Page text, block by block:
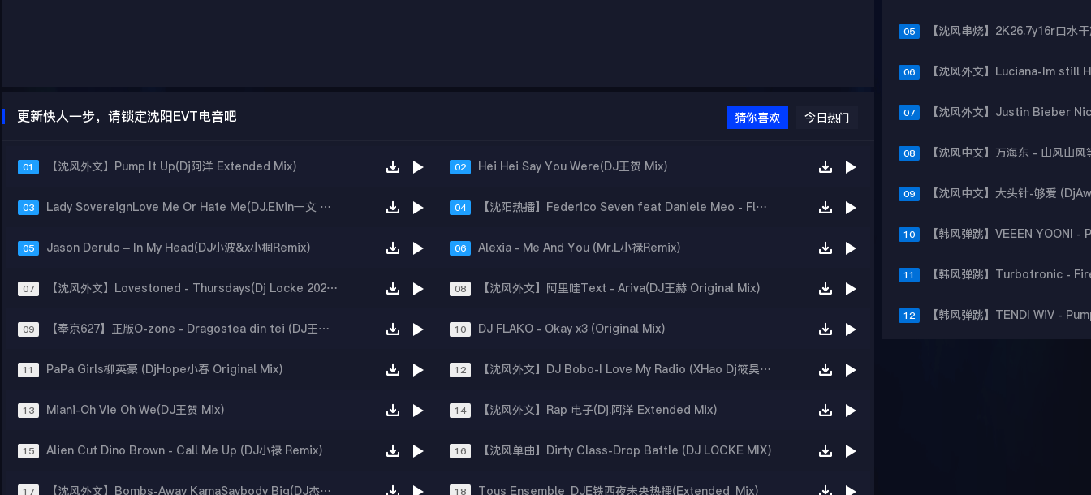
更新快人一步，请锁定沈阳EVT电音吧 猜你喜欢 今日热门
01 【沈风外文】Pump It Up(Dj阿洋 Extended Mix) 02 Hei Hei Say You Were(DJ王贺 Mix)
03 Lady SovereignLove Me Or Hate Me(DJ.Eivin一文 西部酒城热播) 04 【沈阳热播】Federico Seven feat Daniele Meo - Fly With Me(沈阳Dj小波 Mix)
05 Jason Derulo – In My Head(DJ小波&x小桐Remix) 06 Alexia - Me And You (Mr.L小禄Remix)
07 【沈风外文】Lovestoned - Thursdays(Dj Locke 2024 Extended Mix) 08 【沈风外文】阿里哇Text - Ariva(DJ王赫 Original Mix)
09 【奉京627】正版O-zone - Dragostea din tei (DJ王贺 Remix) 10 DJ FLAKO - Okay x3 (Original Mix)
11 PaPa Girls柳英豪 (DjHope小春 Original Mix) 12 【沈风外文】DJ Bobo-I Love My Radio (XHao Dj筱昊 Original Mix)
13 Miani-Oh Vie Oh We(DJ王贺 Mix) 14 【沈风外文】Rap 电子(Dj.阿洋 Extended Mix)
15 Alien Cut Dino Brown - Call Me Up (DJ小禄 Remix) 16 【沈风单曲】Dirty Class-Drop Battle (DJ LOCKE MIX)
17 【沈风外文】Bombs-Away KamaSaybody Big(DJ杰森 Mix) 18 Tous Ensemble_DJE铁西夜未央热播(Extended_Mix)
05
06
07
08
09
10
11
12